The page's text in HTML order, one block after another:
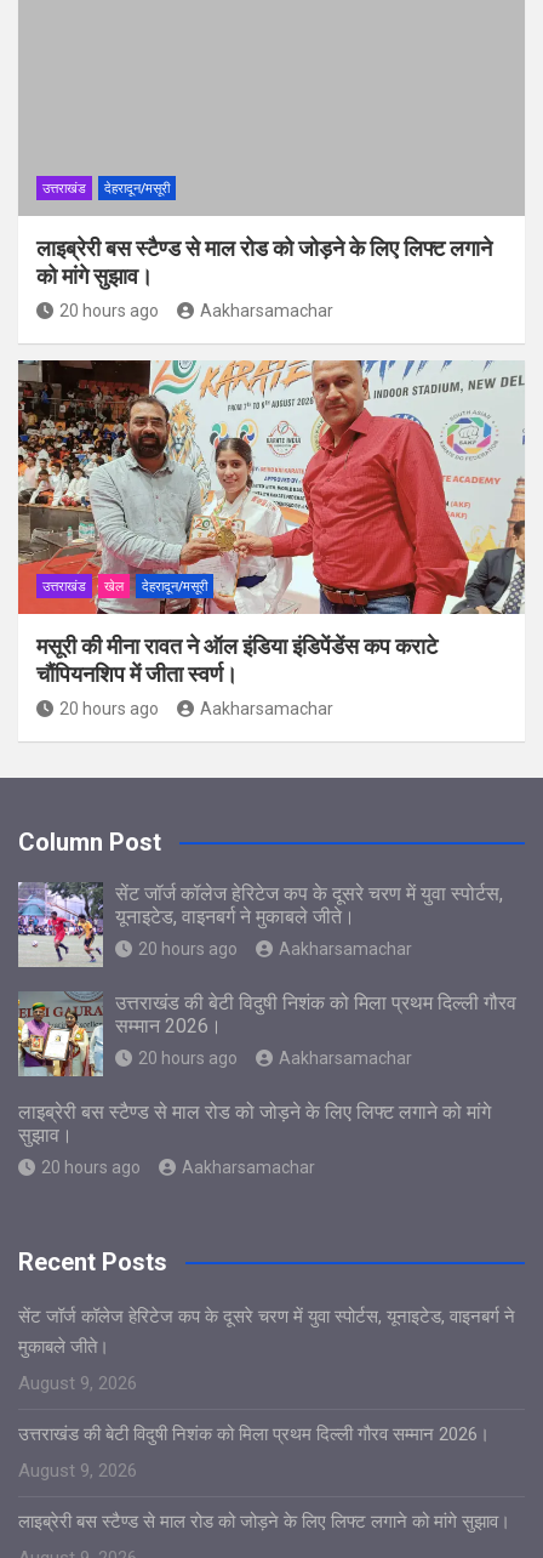
उत्तराखंड देहरादून/मसूरी
लाइब्रेरी बस स्टैण्ड से माल रोड को जोड़ने के लिए लिफ्ट लगाने
को मांगे सुझाव।
20 hours ago Aakharsamachar
उत्तराखंड खेल देहरादून/मसूरी
मसूरी की मीना रावत ने ऑल इंडिया इंडिपेंडेंस कप कराटे
चौंपियनशिप में जीता स्वर्ण।
20 hours ago Aakharsamachar
Column Post
सेंट जॉर्ज कॉलेज हेरिटेज कप के दूसरे चरण में युवा स्पोर्टस,
यूनाइटेड, वाइनबर्ग ने मुकाबले जीते।
20 hours ago Aakharsamachar
उत्तराखंड की बेटी विदुषी निशंक को मिला प्रथम दिल्ली गौरव
सम्मान 2026।
20 hours ago Aakharsamachar
लाइब्रेरी बस स्टैण्ड से माल रोड को जोड़ने के लिए लिफ्ट लगाने को मांगे
सुझाव।
20 hours ago Aakharsamachar
Recent Posts
सेंट जॉर्ज कॉलेज हेरिटेज कप के दूसरे चरण में युवा स्पोर्टस, यूनाइटेड, वाइनबर्ग ने
मुकाबले जीते।
August 9, 2026
उत्तराखंड की बेटी विदुषी निशंक को मिला प्रथम दिल्ली गौरव सम्मान 2026।
August 9, 2026
लाइब्रेरी बस स्टैण्ड से माल रोड को जोड़ने के लिए लिफ्ट लगाने को मांगे सुझाव।